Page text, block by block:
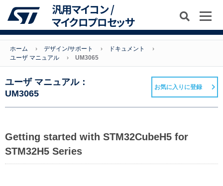
汎用マイコン /
マイクロプロセッサ
ホーム デザイン/サポート
ドキュメント
ユーザ マニュアル
UM3065
ユーザ マニュアル：
UM3065
お気に入りに登録
Getting started with STM32CubeH5 for
STM32H5 Series